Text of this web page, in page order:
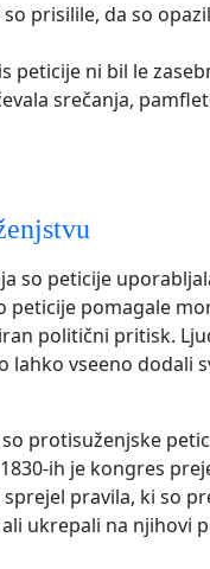
prisilile, da so
peticije ni bil le
srečanja,
so peticije
peticije pomagale
politični pritisk.
lahko vseeno dodali
protisuženjske
ih je kongres
pravila, ki so
ukrepali na njihovi